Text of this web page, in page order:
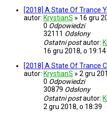
[2018] A State Of Trance
autor: KrystianS » 16 gru
0 Odpowiedzi
32111 Odsłony
Ostatni postautor:
16 gru 2018, o 19:14
[2018] A State Of Trance
autor: KrystianS » 2 gru
0 Odpowiedzi
30879 Odsłony
Ostatni postautor:
2 gru 2018, o 18:39